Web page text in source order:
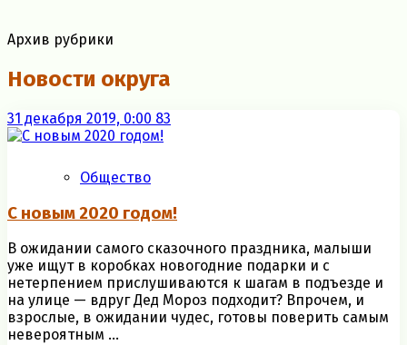
Архив рубрики
Новости округа
31 декабря 2019, 0:00 83
Общество
С новым 2020 годом!
В ожидании самого сказочного праздника, малыши
уже ищут в коробках новогодние подарки и с
нетерпением прислушиваются к шагам в подъезде и
на улице — вдруг Дед Мороз подходит? Впрочем, и
взрослые, в ожидании чудес, готовы поверить самым
невероятным ...